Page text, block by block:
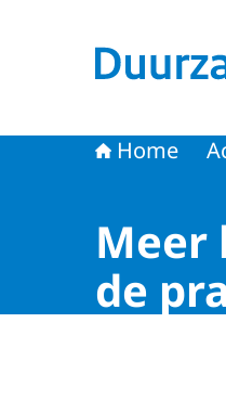
Home
Meer
de